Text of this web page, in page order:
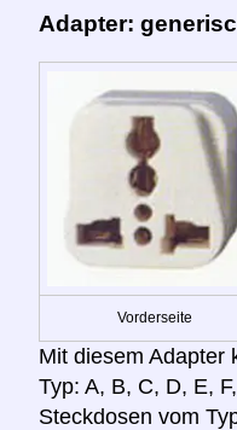
Adapter:
Vorderseite
Mit diesem Adapter
Typ: A, B, C, D, E,
Steckdosen vom